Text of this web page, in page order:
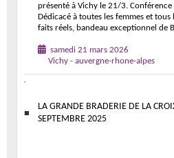
présenté à Vichy le 21/3. Conférence
Dédicacé à toutes les femmes et
faits réels, bandeau exceptionnel de
samedi 21 mars 2026
Vichy - auvergne-rhone-alpes
LA GRANDE BRADERIE DE LA
SEPTEMBRE 2025